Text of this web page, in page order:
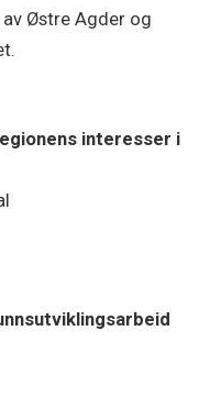
Østre Agder og
interesser i